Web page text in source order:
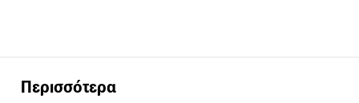
Περισσότερα